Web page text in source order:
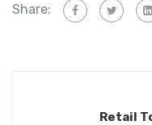
Share:
Retail